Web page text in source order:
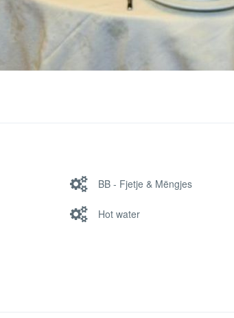
BB - Fjetje & Mëngjes
Hot water